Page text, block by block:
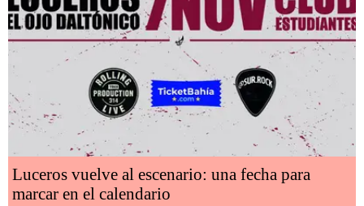
Luceros vuelve al escenario: una fecha para
marcar en el calendario